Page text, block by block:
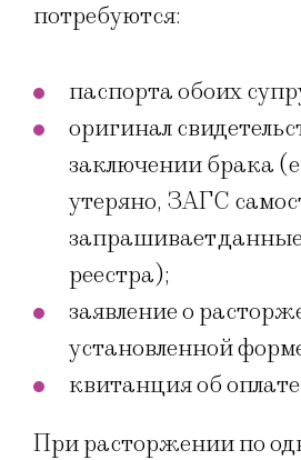
потребуются:
паспорта обоих
оригинал
заключении брака
утеряно, ЗАГС
запрашивает
реестра);
заявление о
установленной
квитанция об
При расторжении по